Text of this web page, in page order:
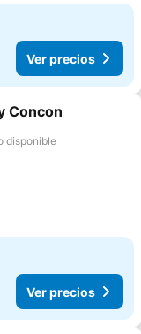
Ver precios
favoritos
Concon
disponible
Ver precios